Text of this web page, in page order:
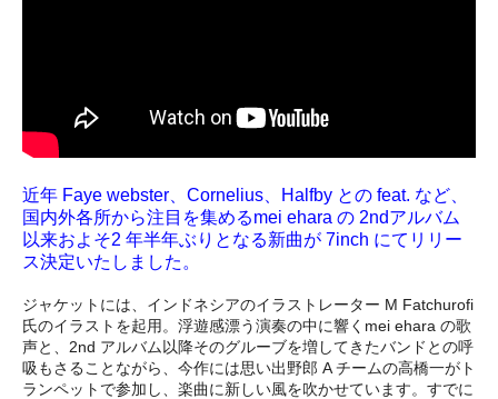
近年 Faye webster、Cornelius、Halfby との feat. など、
国内外各所から注目を集めるmei ehara の 2ndアルバム
以来およそ2 年半年ぶりとなる新曲が 7inch にてリリー
ス決定いたしました。
ジャケットには、インドネシアのイラストレーター M Fatchurofi
氏のイラストを起用。浮遊感漂う演奏の中に響くmei ehara の歌
声と、2nd アルバム以降そのグルーブを増してきたバンドとの呼
吸もさることながら、今作には思い出野郎 A チームの高橋一がト
ランペットで参加し、楽曲に新しい風を吹かせています。すでに